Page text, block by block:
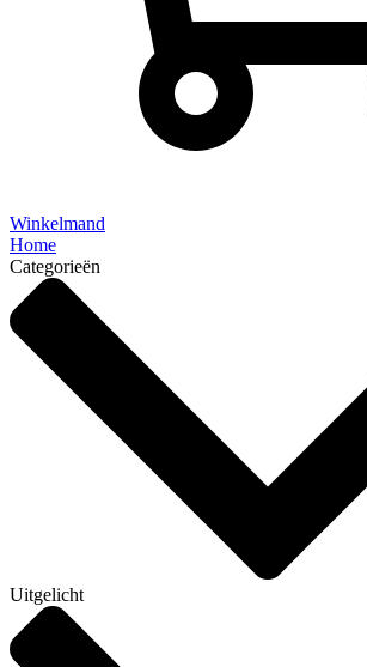
Winkelmand
Home
Categorieën
Uitgelicht